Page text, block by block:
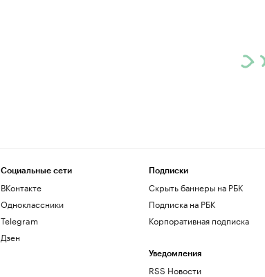
Социальные сети
ВКонтакте
Одноклассники
Telegram
Дзен
Подписки
Скрыть баннеры на РБК
Подписка на РБК
Корпоративная подписка
Уведомления
RSS Новости